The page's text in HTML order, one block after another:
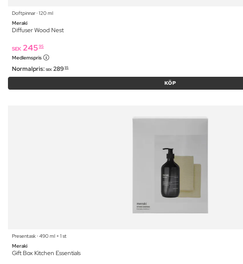
Doftpinnar ⋅ 120 ml
Meraki
Diffuser Wood Nest
SEK 245 95
Medlemspris
Normalpris: SEK 289 95
KÖP
Presentask ⋅ 490 ml + 1 st
Meraki
Gift Box Kitchen Essentials